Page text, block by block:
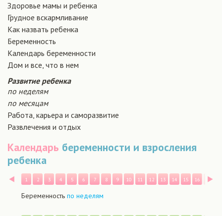
Здоровье мамы и ребенка
Грудное вскармливание
Как назвать ребенка
Беременность
Календарь беременности
Дом и все, что в нем
Развитие ребенка
по неделям
по месяцам
Работа, карьера и саморазвитие
Развлечения и отдых
Календарь беременности и взросления
ребенка
Назад
1 2 3 4 5 6 7 8 9 10 11 12 13 14 15 16 17
Беременность по неделям